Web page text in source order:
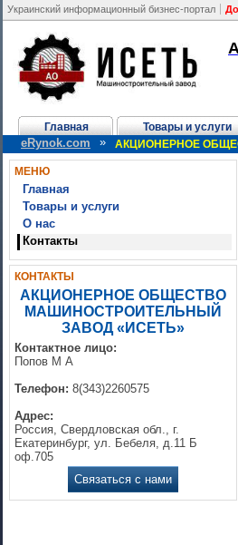
Украинский информационный бизнес-портал
Главная Товары и услуги
eRynok.com » АКЦИОНЕРНОЕ
МЕНЮ
Главная
Товары и услуги
О нас
Контакты
КОНТАКТЫ
АКЦИОНЕРНОЕ ОБЩЕСТВО
МАШИНОСТРОИТЕЛЬНЫЙ
ЗАВОД «ИСЕТЬ»
Контактное лицо:
Попов М А
Телефон: 8(343)2260575
Адрес:
Россия, Свердловская обл., г.
Екатеринбург, ул. Бебеля, д.11 Б
оф.705
Связаться с нами